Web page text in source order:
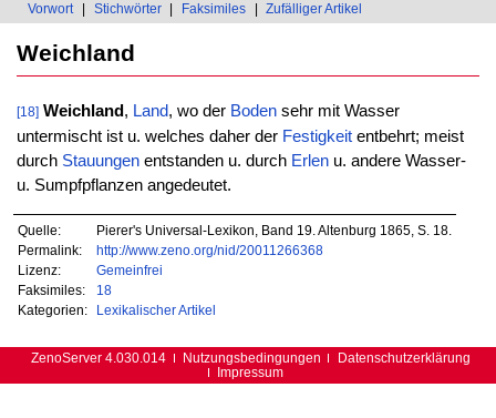
Vorwort Stichwörter Faksimiles Zufälliger Artikel
Weichland
[18] Weichland, Land, wo der Bodensehr mit Wasser
untermischt ist u. welches daher der Festigkeitentbehrt; meist
durch Stauungenentstanden u. durch Erlenu. andere Wasser-
u. Sumpfpflanzen angedeutet.
Quelle:
Pierer's Universal-Lexikon, Band 19. Altenburg 1865, S. 18.
Permalink:
http://www.zeno.org/nid/20011266368
Lizenz:
Gemeinfrei
Faksimiles:
18
Kategorien:
Lexikalischer Artikel
ZenoServer 4.030.014 Nutzungsbedingungen
Datenschutzerklärung
Impressum